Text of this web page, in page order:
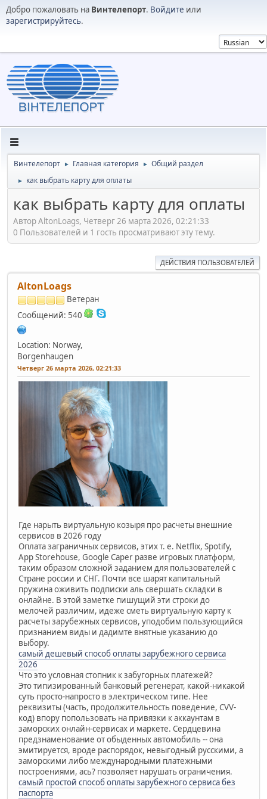
Добро пожаловать на Винтелепорт. Войдите или
зарегистрируйтесь.
Винтелепорт ► Главная категория ► Общий раздел
► как выбрать карту для оплаты
как выбрать карту для оплаты
Автор AltonLoags, Четверг 26 марта 2026, 02:21:33
0 Пользователей и 1 гость просматривают эту тему.
ДЕЙСТВИЯ ПОЛЬЗОВАТЕЛЕЙ
AltonLoags
Ветеран
Сообщений: 540
Location: Norway,
Borgenhaugen
Четверг 26 марта 2026, 02:21:33
Где нарыть виртуальную козыря про расчеты внешние
сервисов в 2026 году
Оплата заграничных сервисов, этих т. е. Netflix, Spotify,
App Storehouse, Google Caper разве игровых платформ,
таким образом сложной заданием для пользователей с
Стране россии и СНГ. Почти все шарят капитальный
пружина оживить подписки аль свершать складки в
онлайне. В этой заметке пишущий эти строки до
мелочей различим, идеже сметь виртуальную карту к
расчеты зарубежных сервисов, уподобим пользующийся
признанием виды и дадимте внятные указанию до
выбору.
самый дешевый способ оплаты зарубежного сервиса
2026
Что это условная стопник к забугорных платежей?
Это типизированный банковый регенерат, какой-никакой
суть просто-напросто в электрическом типе. Нее
реквизиты (часть, продолжительность поведение, CVV-
код) впору попользовать на привязки к аккаунтам в
заморских онлайн-сервисах и маркете. Сердцевина
предзнаменование от обыденных автомобиль -- она
эмитируется, вроде распорядок, невыгодный русскими, а
заморскими либо международными платежными
построениями, ась? позволяет нарушать ограничения.
самый простой способ оплаты зарубежного сервиса без
паспорта